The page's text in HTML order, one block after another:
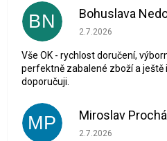
BN Bohuslava
Hodnocení obchodu
2.7.2026
Vše OK - rychlost doručení,
perfektně zabalené zboží a ještě
doporučuji.
MP Miroslav
Hodnocení obchodu
2.7.2026